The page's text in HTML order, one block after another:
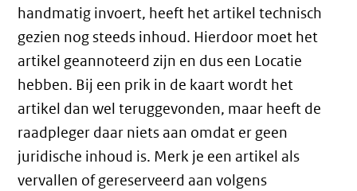
handmatig invoert, heeft het artikel technisch
gezien nog steeds inhoud. Hierdoor moet het
artikel geannoteerd zijn en dus een Locatie
hebben. Bij een prik in de kaart wordt het
artikel dan wel teruggevonden, maar heeft de
raadpleger daar niets aan omdat er geen
juridische inhoud is. Merk je een artikel als
vervallen of gereserveerd aan volgens